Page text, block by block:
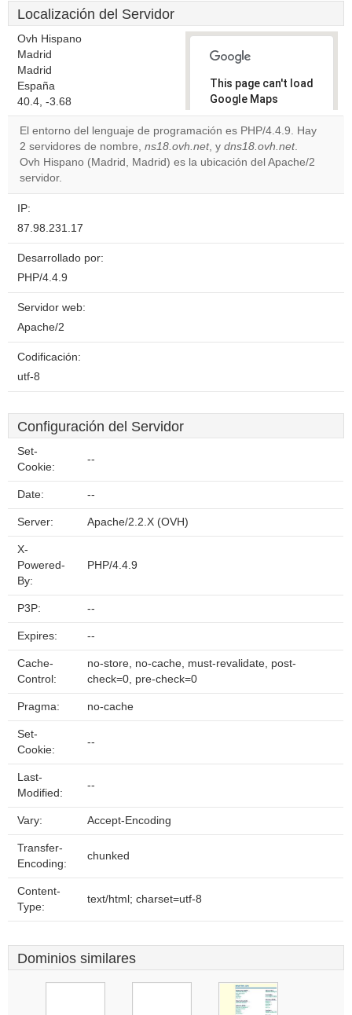
Localización del Servidor
Ovh Hispano
Madrid
Madrid
España
40.4, -3.68
This page can't load
Google Maps
correctly.
Do you
own this
OK
El entorno del lenguaje de programación es PHP/4.4.9. Hay
2 servidores de nombre, ns18.ovh.net, y dns18.ovh.net.
Ovh Hispano (Madrid, Madrid) es la ubicación del Apache/2
servidor.
IP:
87.98.231.17
Desarrollado por:
PHP/4.4.9
Servidor web:
Apache/2
Codificación:
utf-8
Configuración del Servidor
Set-
Cookie:
--
Date: --
Server: Apache/2.2.X (OVH)
X-
Powered-
By:
PHP/4.4.9
P3P: --
Expires: --
Cache-
Control:
no-store, no-cache, must-revalidate, post-
check=0, pre-check=0
Pragma: no-cache
Set-
Cookie:
--
Last-
Modified:
--
Vary: Accept-Encoding
Transfer-
Encoding:
chunked
Content-
Type:
text/html; charset=utf-8
Dominios similares